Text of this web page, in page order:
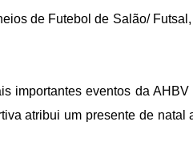
de Futebol de Salão/
importantes eventos da
atribui um presente de